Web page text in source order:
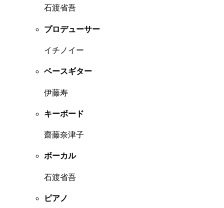
石渡省吾
プロデューサー
イチノイー
ベースギター
伊藤寿
キーボード
齋藤奈津子
ボーカル
石渡省吾
ピアノ